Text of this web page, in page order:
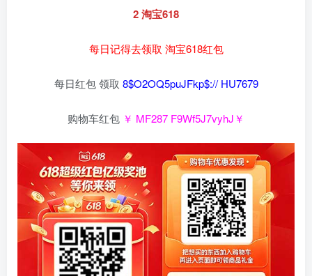
2 淘宝618
每日记得去领取 淘宝618红包
每日红包 领取 8$O2OQ5puJFkp$:// HU7679
购物车红包 ￥ MF287 F9Wf5J7vyhJ￥